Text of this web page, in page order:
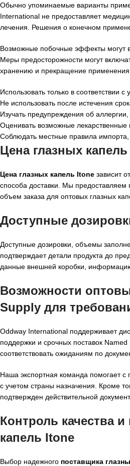
Обычно упоминаемые варианты
International не предоставляет
лечения. Решения о конечном
Возможные побочные эффекты могут
Меры предосторожности могут
хранению и прекращение
Использовать только в соответствии
Не использовать после истечения
Изучать предупреждения об
Оценивать возможные лекарственные
Соблюдать местные правила импорта,
Цена глазных
Цена глазных капель Itone зависит
способа доставки. Мы
объем заказа для оптовых глазных
Доступные
Доступные дозировки, объемы
подтверждает детали продукта до
данные внешней коробки, информацию
Возможности
Supply для
Oddway International поддерживает
поддержки и срочных поставок
соответствовать ожиданиям по
Наша экспортная команда помогает
с учетом страны назначения. Кроме
подтвержден действительной
Контроль качества
капель Itone
Выбор надежного поставщика